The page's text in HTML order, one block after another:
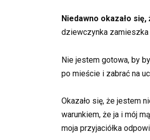
Niedawno okazało
dziewczynka zamieszka
Nie jestem gotowa, by
po mieście i zabrać na
Okazało się, że jestem
warunkiem, że ja i mój
moja przyjaciółka